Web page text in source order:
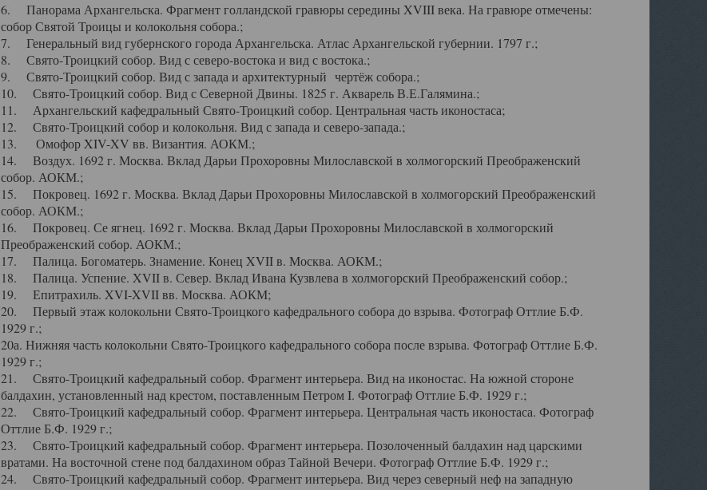
6. Панорама Архангельска. Фрагмент голландской гравюры середины XVIII века. На гравюре отмечены:
собор Святой Троицы и колокольня собора.;
7. Генеральный вид губернского города Архангельска. Атлас Архангельской губернии. 1797 г.;
8. Свято-Троицкий собор. Вид с северо-востока и вид с востока.;
9. Свято-Троицкий собор. Вид с запада и архитектурный чертёж собора.;
10. Свято-Троицкий собор. Вид с Северной Двины. 1825 г. Акварель В.Е.Галямина.;
11. Архангельский кафедральный Свято-Троицкий собор. Центральная часть иконостаса;
12. Свято-Троицкий собор и колокольня. Вид с запада и северо-запада.;
13. Омофор XIV-XV вв. Византия. АОКМ.;
14. Воздух. 1692 г. Москва. Вклад Дарьи Прохоровны Милославской в холмогорский Преображенский
собор. АОКМ.;
15. Покровец. 1692 г. Москва. Вклад Дарьи Прохоровны Милославской в холмогорский Преображенский
собор. АОКМ.;
16. Покровец. Се ягнец. 1692 г. Москва. Вклад Дарьи Прохоровны Милославской в холмогорский
Преображенский собор. АОКМ.;
17. Палица. Богоматерь. Знамение. Конец XVII в. Москва. АОКМ.;
18. Палица. Успение. XVII в. Север. Вклад Ивана Кузвлева в холмогорский Преображенский собор.;
19. Епитрахиль. XVI-XVII вв. Москва. АОКМ;
20. Первый этаж колокольни Свято-Троицкого кафедрального собора до взрыва. Фотограф Оттлие Б.Ф.
1929 г.;
20а. Нижняя часть колокольни Свято-Троицкого кафедрального собора после взрыва. Фотограф Оттлие Б.Ф.
1929 г.;
21. Свято-Троицкий кафедральный собор. Фрагмент интерьера. Вид на иконостас. На южной стороне
балдахин, установленный над крестом, поставленным Петром I. Фотограф Оттлие Б.Ф. 1929 г.;
22. Свято-Троицкий кафедральный собор. Фрагмент интерьера. Центральная часть иконостаса. Фотограф
Оттлие Б.Ф. 1929 г.;
23. Свято-Троицкий кафедральный собор. Фрагмент интерьера. Позолоченный балдахин над царскими
вратами. На восточной стене под балдахином образ Тайной Вечери. Фотограф Оттлие Б.Ф. 1929 г.;
24. Свято-Троицкий кафедральный собор. Фрагмент интерьера. Вид через северный неф на западную